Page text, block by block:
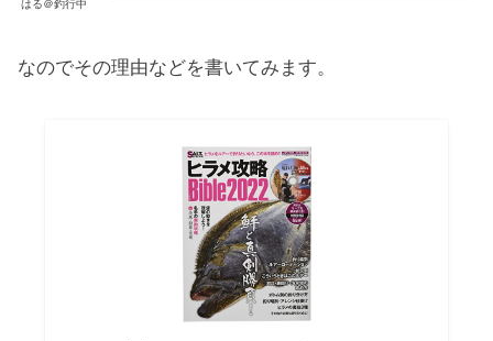
はる＠釣行中
なのでその理由などを書いてみます。